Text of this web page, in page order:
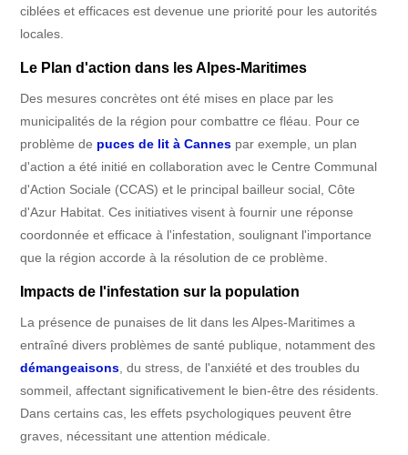
ciblées et efficaces est devenue une priorité pour les autorités
locales.
Le Plan d'action dans les Alpes-Maritimes
Des mesures concrètes ont été mises en place par les
municipalités de la région pour combattre ce fléau. Pour ce
problème de puces de lit à Cannes par exemple, un plan
d'action a été initié en collaboration avec le Centre Communal
d'Action Sociale (CCAS) et le principal bailleur social, Côte
d'Azur Habitat. Ces initiatives visent à fournir une réponse
coordonnée et efficace à l'infestation, soulignant l'importance
que la région accorde à la résolution de ce problème.
Impacts de l'infestation sur la population
La présence de punaises de lit dans les Alpes-Maritimes a
entraîné divers problèmes de santé publique, notamment des
démangeaisons , du stress, de l'anxiété et des troubles du
sommeil, affectant significativement le bien-être des résidents.
Dans certains cas, les effets psychologiques peuvent être
graves, nécessitant une attention médicale.